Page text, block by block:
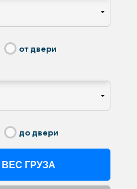
от двери
до двери
ГРУЗА